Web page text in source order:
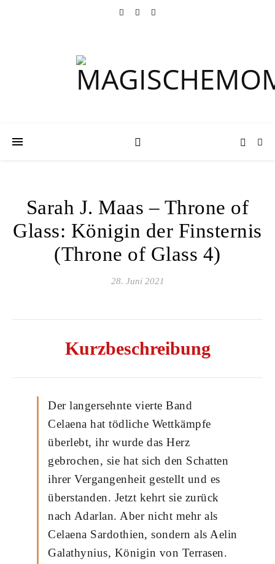
Sarah J. Maas – Throne of
Glass: Königin der Finsternis
(Throne of Glass 4)
28. Juni 2021
Kurzbeschreibung
Der langersehnte vierte Band
Celaena hat tödliche Wettkämpfe
überlebt, ihr wurde das Herz
gebrochen, sie hat sich den Schatten
ihrer Vergangenheit gestellt und es
überstanden. Jetzt kehrt sie zurück
nach Adarlan. Aber nicht mehr als
Celaena Sardothien, sondern als Aelin
Galathynius, Königin von Terrasen.